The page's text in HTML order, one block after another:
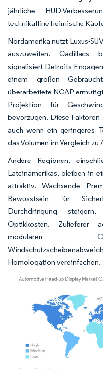
jährliche HUD-
technikaffine heimische
Nordamerika nutzt Luxus-
auszuweiten. Cadillacs
signalisiert Detroits
einem großen
überarbeitete NCAP
Projektion für
bevorzugen. Diese
auch wenn ein geringeres
das Volumen im Vergleich zu
Andere Regionen,
Lateinamerikas, bleiben in
attraktiv. Wachsende
Bewusstsein für
Durchdringung
Optikkosten. Zulieferer
modularen
Homologation vereinfachen.